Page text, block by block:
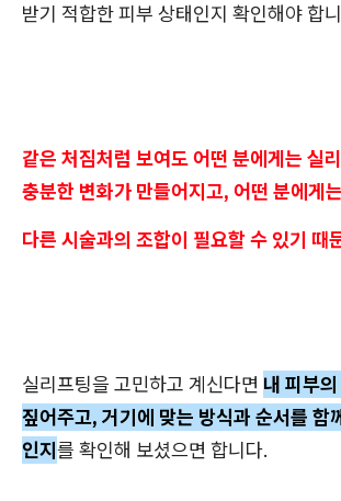
받기 적합한 피부 상태인지 확인해야 합
같은 처짐처럼 보여도 어떤 분에게는 실
충분한 변화가 만들어지고, 어떤 분에게는
다른 시술과의 조합이 필요할 수 있기 때
실리프팅을 고민하고 계신다면 내 피부
짚어주고, 거기에 맞는 방식과 순서를 함
인지를 확인해 보셨으면 합니다.